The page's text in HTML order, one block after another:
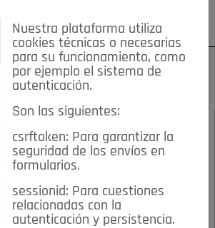
¿Olvidó su contraseña?
del
de Mus
Nuestra plataforma utiliza
cookies técnicas o necesarias
para su funcionamiento, como
por ejemplo el sistema de
autenticación.
Son las siguientes:
csrftoken: Para garantizar la
seguridad de los envíos en
formularios.
sessionid: Para cuestiones
relacionadas con la
autenticación y persistencia.